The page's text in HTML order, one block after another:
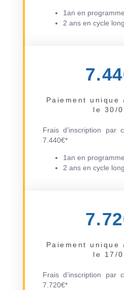
1an en
2 ans en cycle
Paiement unique
le 30/
Frais d’inscription par
7.440€*
1an en
2 ans en cycle
Paiement unique
le 17/
Frais d’inscription par
7.720€*